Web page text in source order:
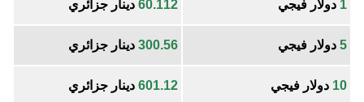
1 دولار فيجي 60.112 دينار جزائري
5 دولار فيجي 300.56 دينار جزائري
10 دولار فيجي 601.12 دينار جزائري